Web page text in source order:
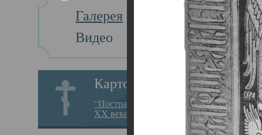
Галерея
Видео
Картотека
“Пострадавшие за веру в
XX веке на Севере”
Главная